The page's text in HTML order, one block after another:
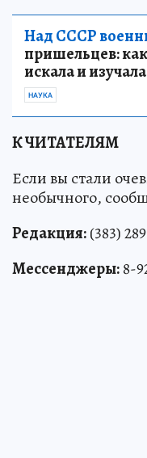
Над СССР
пришельцев: как
искала и
НАУКА
К ЧИТАТЕЛЯМ
Если вы стали
необычного,
Редакция:(383)
Мессенджеры:8-